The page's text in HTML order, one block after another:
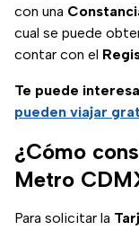
con una
cual se puede
contar con el
Te puede
pueden viajar
¿Cómo
Metro
Para solicitar la